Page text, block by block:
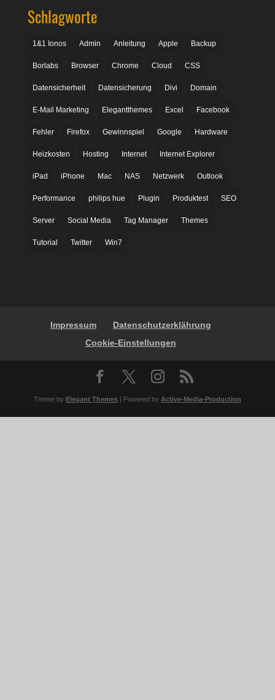
Schlagworte
1&1 Ionos Admin Anleitung Apple Backup
Borlabs Browser Chrome Cloud CSS
Datensicherheit Datensicherung Divi Domain
E-Mail Marketing Elegantthemes Excel Facebook
Fehler Firefox Gewinnspiel Google Hardware
Heizkosten Hosting Internet Internet Explorer
iPad iPhone Mac NAS Netzwerk Outlook
Performance philips hue Plugin Produktest SEO
Server Social Media Tag Manager Themes
Tutorial Twitter Win7
Impressum
Datenschutzerklährung
Cookie-Einstellungen
Theme by Elegant Themes| Powered by Active-Media-Production